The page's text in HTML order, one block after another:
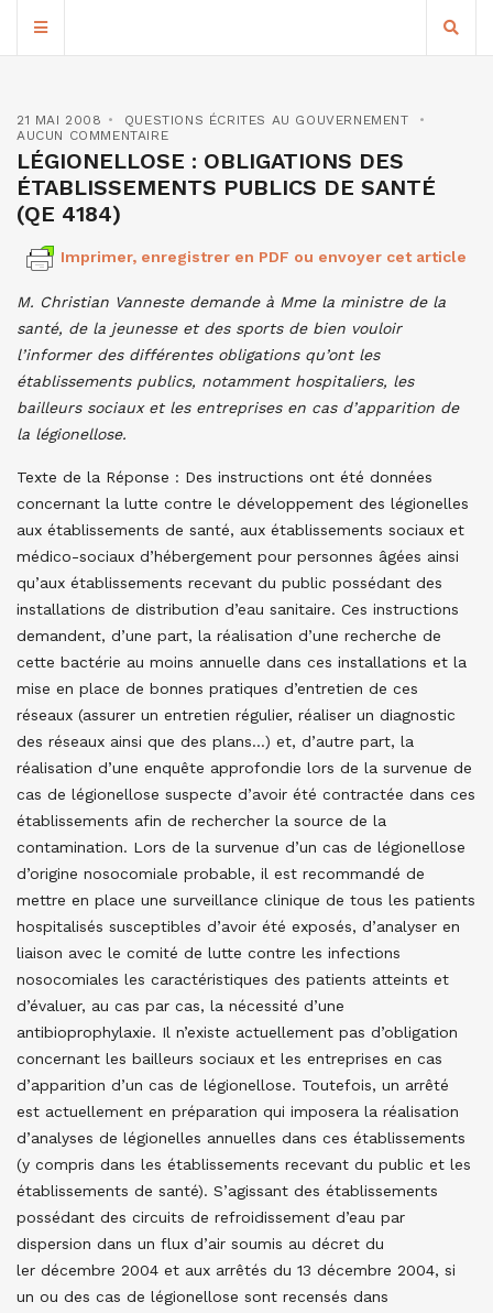
21 MAI 2008
QUESTIONS ÉCRITES AU GOUVERNEMENT
AUCUN COMMENTAIRE
LÉGIONELLOSE : OBLIGATIONS DES
ÉTABLISSEMENTS PUBLICS DE SANTÉ
(QE 4184)
Imprimer, enregistrer en PDF ou envoyer cet article
M. Christian Vanneste demande à Mme la ministre de la
santé, de la jeunesse et des sports de bien vouloir
l’informer des différentes obligations qu’ont les
établissements publics, notamment hospitaliers, les
bailleurs sociaux et les entreprises en cas d’apparition de
la légionellose.
Texte de la Réponse : Des instructions ont été données
concernant la lutte contre le développement des légionelles
aux établissements de santé, aux établissements sociaux et
médico-sociaux d’hébergement pour personnes âgées ainsi
qu’aux établissements recevant du public possédant des
installations de distribution d’eau sanitaire. Ces instructions
demandent, d’une part, la réalisation d’une recherche de
cette bactérie au moins annuelle dans ces installations et la
mise en place de bonnes pratiques d’entretien de ces
réseaux (assurer un entretien régulier, réaliser un diagnostic
des réseaux ainsi que des plans…) et, d’autre part, la
réalisation d’une enquête approfondie lors de la survenue de
cas de légionellose suspecte d’avoir été contractée dans ces
établissements afin de rechercher la source de la
contamination. Lors de la survenue d’un cas de légionellose
d’origine nosocomiale probable, il est recommandé de
mettre en place une surveillance clinique de tous les patients
hospitalisés susceptibles d’avoir été exposés, d’analyser en
liaison avec le comité de lutte contre les infections
nosocomiales les caractéristiques des patients atteints et
d’évaluer, au cas par cas, la nécessité d’une
antibioprophylaxie. Il n’existe actuellement pas d’obligation
concernant les bailleurs sociaux et les entreprises en cas
d’apparition d’un cas de légionellose. Toutefois, un arrêté
est actuellement en préparation qui imposera la réalisation
d’analyses de légionelles annuelles dans ces établissements
(y compris dans les établissements recevant du public et les
établissements de santé). S’agissant des établissements
possédant des circuits de refroidissement d’eau par
dispersion dans un flux d’air soumis au décret du
ler décembre 2004 et aux arrêtés du 13 décembre 2004, si
un ou des cas de légionellose sont recensés dans